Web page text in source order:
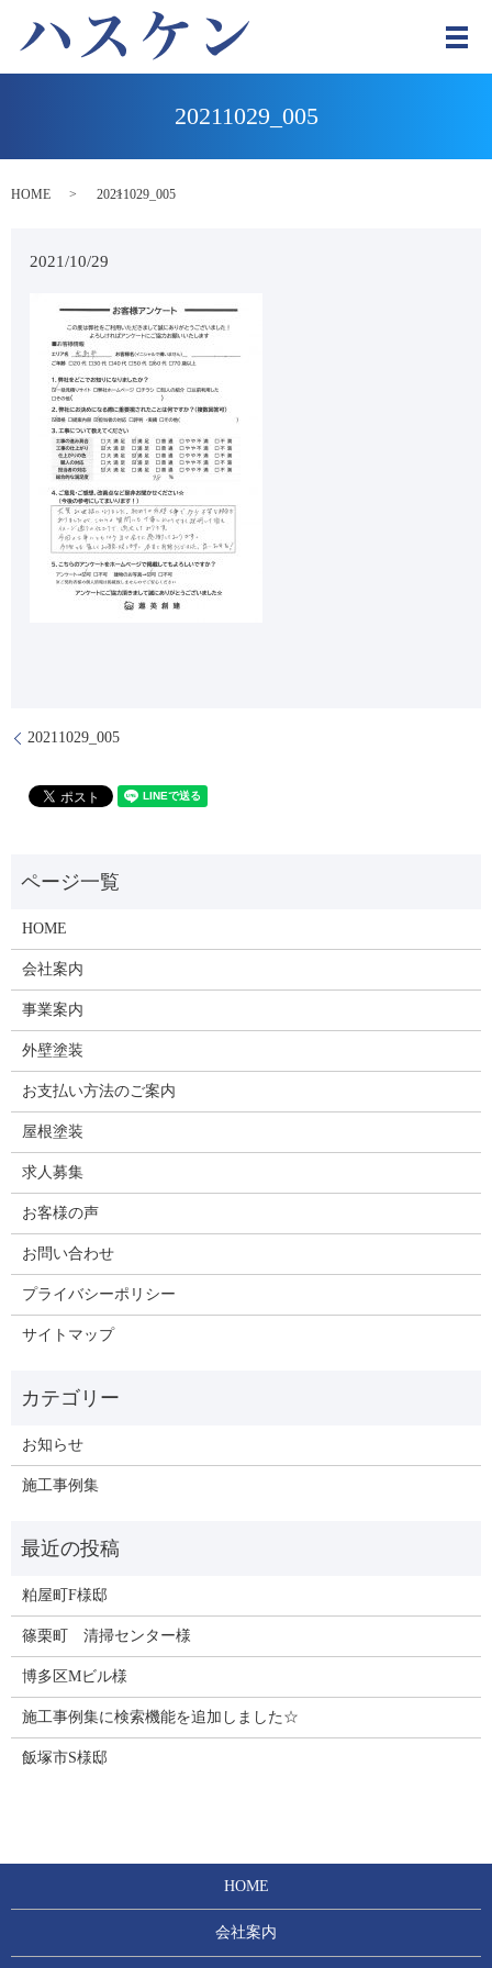
メ
20211029_005
HOME 20211029_005
2021/10/29
20211029_005
HOME
会社案内
事業案内
外壁塗装
お支払い方法のご案内
屋根塗装
求人募集
お客様の声
お問い合わせ
プライバシーポリシー
サイトマップ
お知らせ
施工事例集
粕屋町F様邸
篠栗町 清掃センター様
博多区Mビル様
施工事例集に検索機能を追加しました☆
飯塚市S様邸
HOME
会社案内